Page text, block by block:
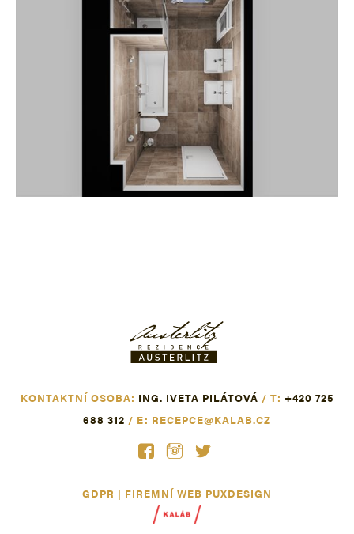
KONTAKTNÍ OSOBA: ING. IVETA PILÁTOVÁ / T: +420 725
688 312 / E: RECEPCE@KALAB.CZ
GDPR | FIREMNÍ WEB PUXDESIGN